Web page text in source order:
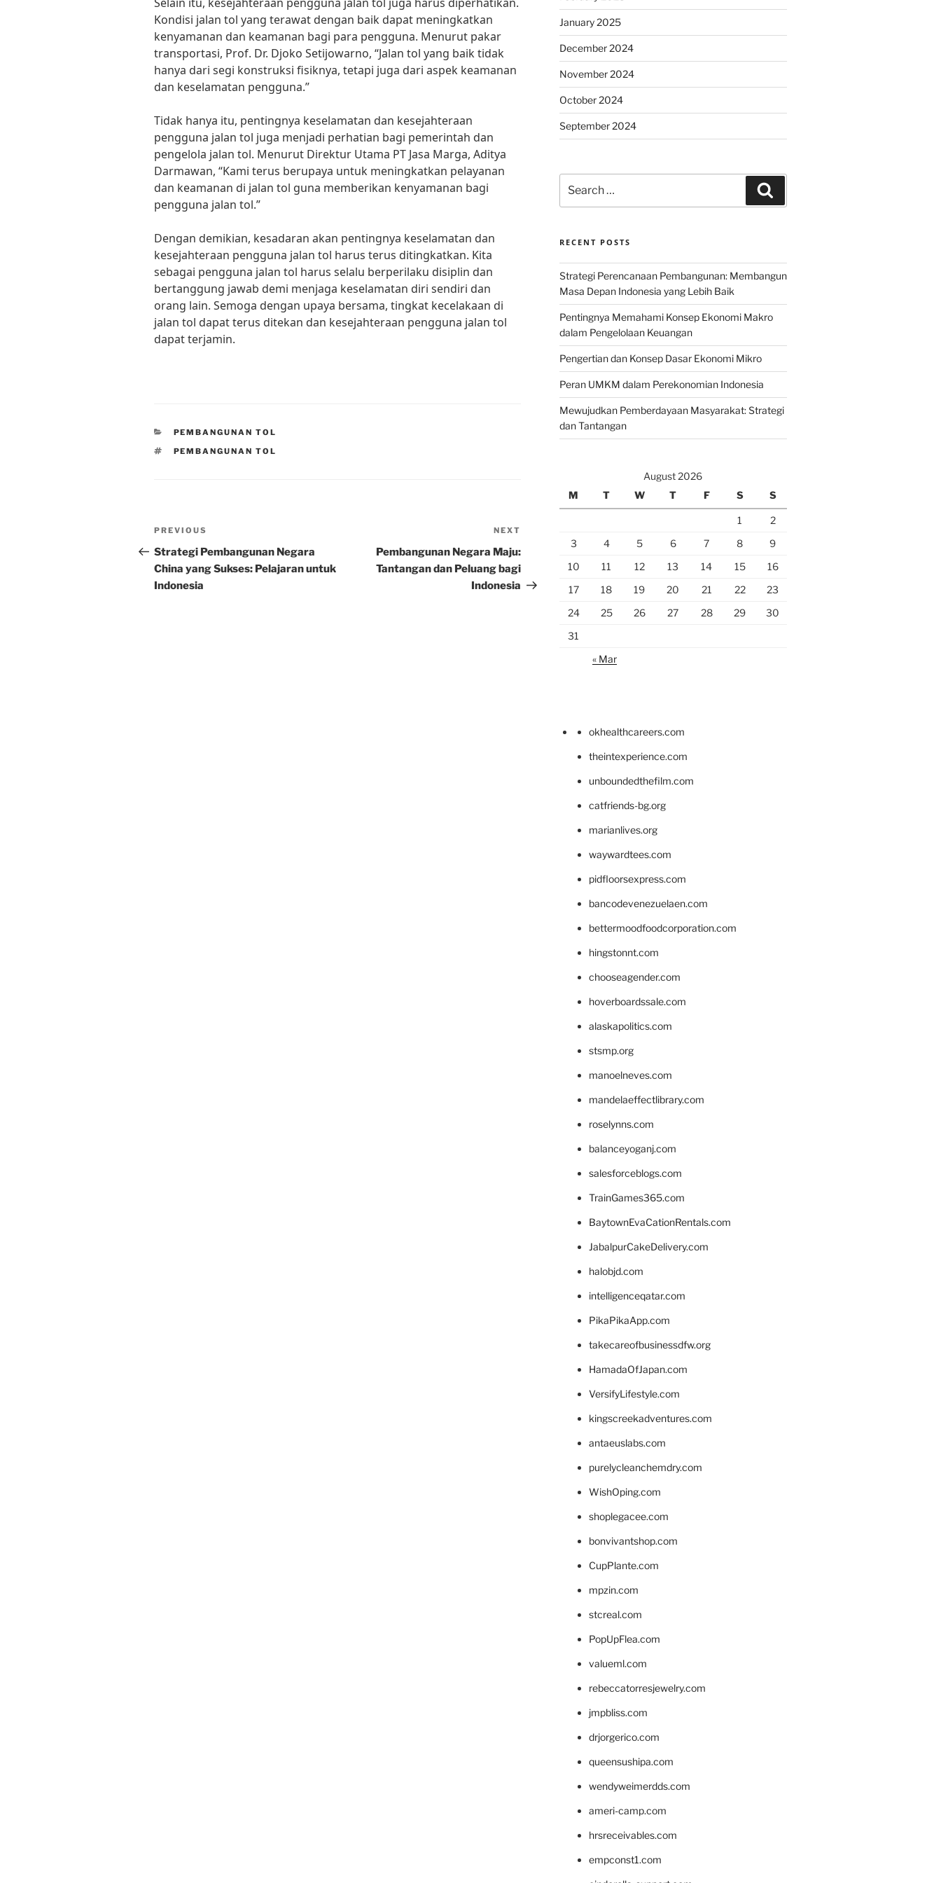
Kondisi jalan tol yang terawat dengan baik dapat meningkatkan
kenyamanan dan keamanan bagi para pengguna. Menurut pakar
transportasi, Prof. Dr. Djoko Setijowarno, “Jalan tol yang baik tidak
hanya dari segi konstruksi fisiknya, tetapi juga dari aspek keamanan
dan keselamatan pengguna.”
Tidak hanya itu, pentingnya keselamatan dan kesejahteraan
pengguna jalan tol juga menjadi perhatian bagi pemerintah dan
pengelola jalan tol. Menurut Direktur Utama PT Jasa Marga, Aditya
Darmawan, “Kami terus berupaya untuk meningkatkan pelayanan
dan keamanan di jalan tol guna memberikan kenyamanan bagi
pengguna jalan tol.”
Dengan demikian, kesadaran akan pentingnya keselamatan dan
kesejahteraan pengguna jalan tol harus terus ditingkatkan. Kita
sebagai pengguna jalan tol harus selalu berperilaku disiplin dan
bertanggung jawab demi menjaga keselamatan diri sendiri dan
orang lain. Semoga dengan upaya bersama, tingkat kecelakaan di
jalan tol dapat terus ditekan dan kesejahteraan pengguna jalan tol
dapat terjamin.
CATEGORIES
PEMBANGUNAN TOL
TAGS
PEMBANGUNAN TOL
Post
navigation
Previous
Post
PREVIOUS
Strategi Pembangunan Negara
China yang Sukses: Pelajaran untuk
Indonesia
Post
NEXT
Pembangunan Negara Maju:
Tantangan dan Peluang bagi
Indonesia
January 2025
December 2024
November 2024
October 2024
September 2024
for:
RECENT POSTS
Strategi Perencanaan Pembangunan: Membangun
Masa Depan Indonesia yang Lebih Baik
Pentingnya Memahami Konsep Ekonomi Makro
dalam Pengelolaan Keuangan
Pengertian dan Konsep Dasar Ekonomi Mikro
Peran UMKM dalam Perekonomian Indonesia
Mewujudkan Pemberdayaan Masyarakat: Strategi
dan Tantangan
August 2026
M
T W T F S S
1
2
3
4 5 6 7 8
9
10
11 12 13 14 15
16
17
18 19 20 21 22
23
24
25 26 27 28 29
30
31
« Mar
okhealthcareers.com
theintexperience.com
unboundedthefilm.com
catfriends-bg.org
marianlives.org
waywardtees.com
pidfloorsexpress.com
bancodevenezuelaen.com
bettermoodfoodcorporation.com
hingstonnt.com
chooseagender.com
hoverboardssale.com
alaskapolitics.com
stsmp.org
manoelneves.com
mandelaeffectlibrary.com
roselynns.com
balanceyoganj.com
salesforceblogs.com
TrainGames365.com
BaytownEvaCationRentals.com
JabalpurCakeDelivery.com
halobjd.com
intelligenceqatar.com
PikaPikaApp.com
takecareofbusinessdfw.org
HamadaOfJapan.com
VersifyLifestyle.com
kingscreekadventures.com
antaeuslabs.com
purelycleanchemdry.com
WishOping.com
shoplegacee.com
bonvivantshop.com
CupPlante.com
mpzin.com
stcreal.com
PopUpFlea.com
valueml.com
rebeccatorresjewelry.com
jmpbliss.com
drjorgerico.com
queensushipa.com
wendyweimerdds.com
ameri-camp.com
hrsreceivables.com
empconst1.com